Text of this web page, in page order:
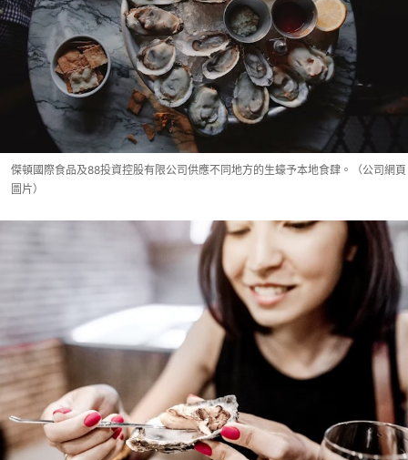
傑頓國際食品及88投資控股有限公司供應不同地方的生蠔予本地食肆。（公司網頁
圖片）